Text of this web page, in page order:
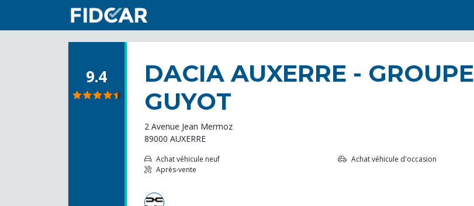
9.4
DACIA AUXERRE - GROUPE
GUYOT
2 Avenue Jean Mermoz
89000 AUXERRE
Achat véhicule neuf
Achat véhicule d'occasion
Après-vente